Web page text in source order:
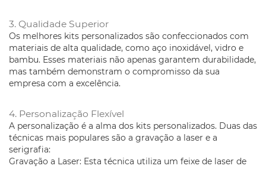
3. Qualidade Superior
Os melhores kits personalizados são confeccionados com
materiais de alta qualidade, como aço inoxidável, vidro e
bambu. Esses materiais não apenas garantem durabilidade,
mas também demonstram o compromisso da sua
empresa com a excelência.
4. Personalização Flexível
A personalização é a alma dos kits personalizados. Duas das
técnicas mais populares são a gravação a laser e a
serigrafia:
Gravação a Laser: Esta técnica utiliza um feixe de laser de